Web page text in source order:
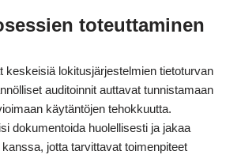
toteuttaminen
keskeisiä lokitusjärjestelmien tietoturvan
auditoinnit auttavat tunnistamaan
käytäntöjen tehokkuutta.
dokumentoida huolellisesti ja jakaa
jotta tarvittavat toimenpiteet